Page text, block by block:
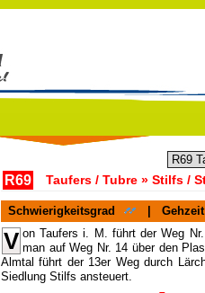
R69 Taufers / Tubre » Stilfs /
Schwierigkeitsgrad Gehzeit
V on Taufers i. M. führt der Weg
man auf Weg Nr. 14 über den
Almtal führt der 13er Weg durch
Siedlung Stilfs ansteuert.